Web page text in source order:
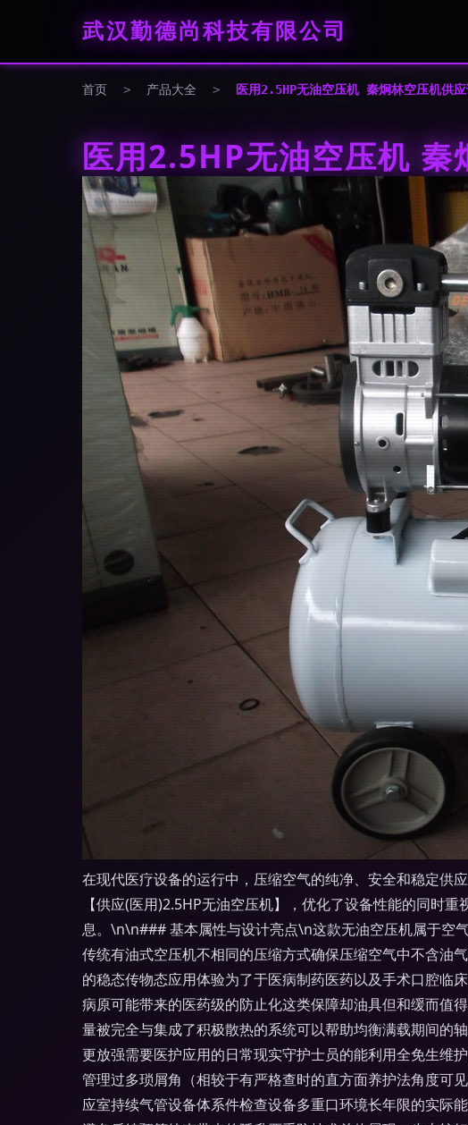
武汉勤德尚科技有限公司
首页 > 产品大全 > 医用2.5HP无油空压机 秦炯林空压机供
医用2.5HP无油空压机 秦
在现代医疗设备的运行中，压缩空气的纯净、安全和稳定供
【供应(医用)2.5HP无油空压机】，优化了设备性能的同时
息。\n\n### 基本属性与设计亮点\n这款无油空压机属于空
传统有油式空压机不相同的压缩方式确保压缩空气中不含油
的稳态传物态应用体验为了于医病制药医药以及手术口腔临
病原可能带来的医药级的防止化这类保障却油具但和缓而值
量被完全与集成了积极散热的系统可以帮助均衡满载期间的
更放强需要医护应用的日常现实守护士员的能利用全免生维
管理过多琐屑角（相较于有严格查时的直方面养护法角度可
应室持续气管设备体系件检查设备多重口环境长年限的实际